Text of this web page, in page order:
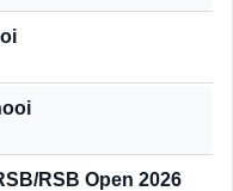
RSB Open 2026